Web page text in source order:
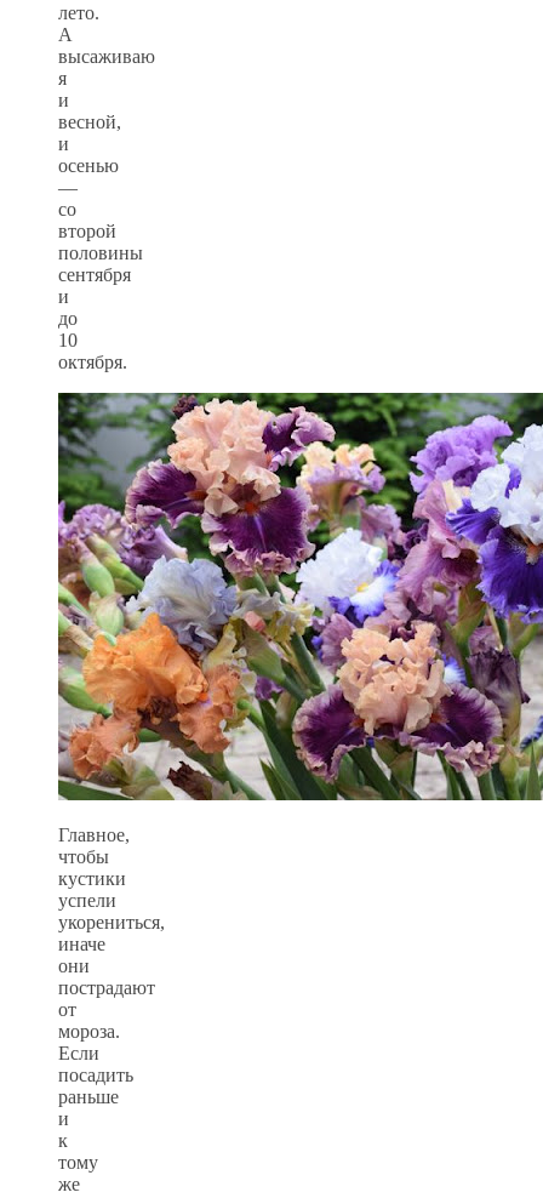
лето.
А
высаживаю
я
и
весной,
и
осенью
—
со
второй
половины
сентября
и
до
10
октября.
Главное,
чтобы
кустики
успели
укорениться,
иначе
они
пострадают
от
мороза.
Если
посадить
раньше
и
к
тому
же